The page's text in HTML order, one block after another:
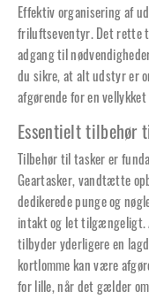
Effektiv organisering af
friluftseventyr. Det rette
adgang til
du sikre, at alt udstyr er
afgørende for en
Essentielt tilbehør
Tilbehør til tasker er
Geartasker, vandtætte
dedikerede punge og
intakt og let tilgængeligt.
tilbyder yderligere en
kortlomme kan være
for lille, når det gælder